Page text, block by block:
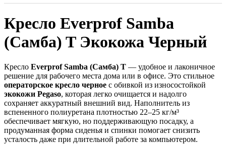
Кресло Everprof Samba
(Самба) T Экокожа Черный
Кресло Everprof Samba (Самба) T — удобное и лаконичное
решение для рабочего места дома или в офисе. Это стильное
операторское кресло черное с обивкой из износостойкой
экокожи Pegaso, которая легко очищается и надолго
сохраняет аккуратный внешний вид. Наполнитель из
вспененного полиуретана плотностью 22–25 кг/м³
обеспечивает мягкую, но поддерживающую посадку, а
продуманная форма сиденья и спинки помогает снизить
усталость даже при длительной работе за компьютером.